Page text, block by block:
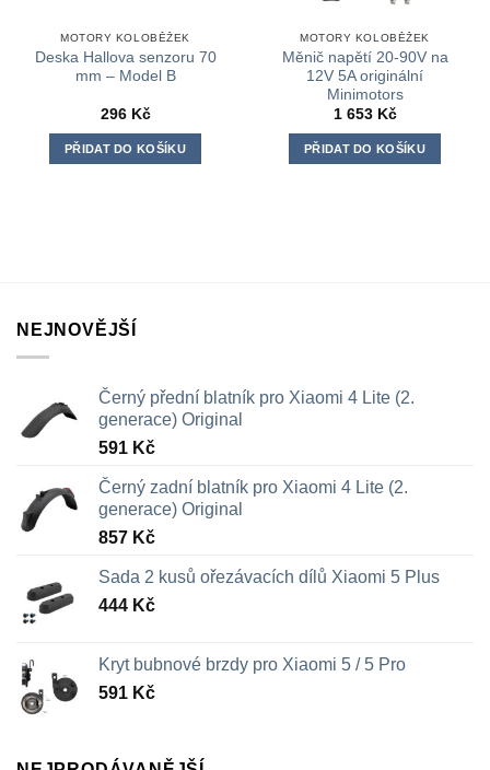
MOTORY KOLOBĚŽEK
Deska Hallova senzoru 70
mm – Model B
296 Kč
PŘIDAT DO KOŠÍKU
MOTORY KOLOBĚŽEK
Měnič napětí 20-90V na
12V 5A originální
Minimotors
1 653 Kč
PŘIDAT DO KOŠÍKU
NEJNOVĚJŠÍ
Černý přední blatník pro Xiaomi 4 Lite (2.
generace) Original
591 Kč
Černý zadní blatník pro Xiaomi 4 Lite (2.
generace) Original
857 Kč
Sada 2 kusů ořezávacích dílů Xiaomi 5 Plus
444 Kč
Kryt bubnové brzdy pro Xiaomi 5 / 5 Pro
591 Kč